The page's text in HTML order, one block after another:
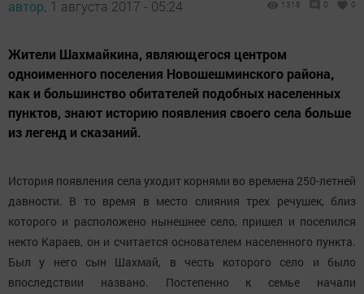
автор, 1 августа 2017 - 05:24 1318 0 0
Жители Шахмайкина, являющегося центром
одноименного поселения Новошешминского района,
как и большинство обитателей подобных населенных
пунктов, знают историю появления своего села больше
из легенд и сказаний.
История появления села уходит корнями во времена 250-летней
давности. В то время в место слияния трех речушек, близ
которого и расположено нынешнее село, пришел и поселился
некто Караев, он и считается основателем населенного пункта.
Был у него сын Шахмай, в честь которого село и было
впоследствии названо. Постепенно к семье начали